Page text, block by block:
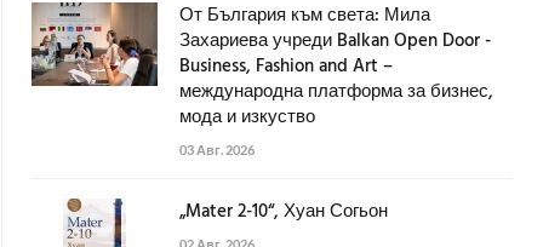
От България към света: Мила
Захариева учреди Balkan Open Door -
Business, Fashion and Art –
международна платформа за бизнес,
мода и изкуство
03 Авг. 2026
„Mater 2-10“, Хуан Согьон